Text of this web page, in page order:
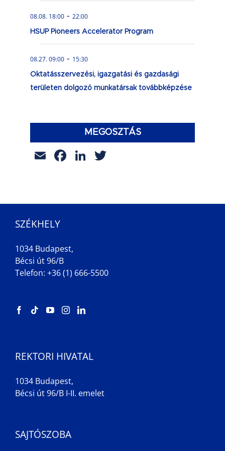
08.08. 18:00 - 22:00
HSUP Pioneers Accelerator Program
08.27. 09:00 - 15:30
Oktatásszervezési, igazgatási és gazdasági
területen dolgozó munkatársak továbbképzése
MEGOSZTÁS
EmailFacebook
LinkedIn
SZÉKHELY
1034 Budapest,
Bécsi út 96/B
Telefon: +36 (1) 666-5500
REKTORI HIVATAL
1034 Budapest,
Bécsi út 96/B I-II. emelet
SAJTÓSZOBA